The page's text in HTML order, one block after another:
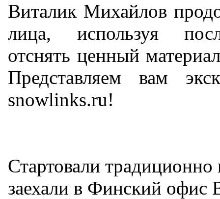
Виталик Михайлов
лица, используя
отснять ценный
Представляем вам
snowlinks.ru!
Стартовали
заехали в Финский офис